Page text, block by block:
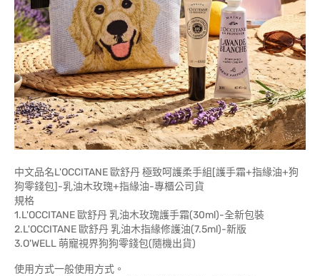
中文品名L'OCCITANE 歐舒丹 極致呵護柔手組[護手霜+指緣油+狗
狗零錢包]-乳油木玫瑰+指緣油-專櫃公司貨
規格
1.L'OCCITANE 歐舒丹 乳油木玫瑰護手霜(30ml)-全新包裝
2.L'OCCITANE 歐舒丹 乳油木指緣修護油(7.5ml)-新版
3.O'WELL 萌寵視界狗狗零錢包(隨機出貨)
使用方式一般使用方式。